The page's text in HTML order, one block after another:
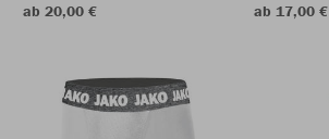
ab 20,00 €
ab 17,00 €